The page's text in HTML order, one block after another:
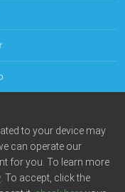
to your device may
can operate our
for you. To learn more
. To accept, click the